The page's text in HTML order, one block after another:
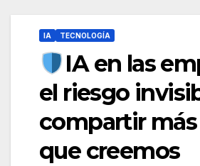
IA TECNOLOGÍA
IA en las
el riesgo
compartir
que creemos